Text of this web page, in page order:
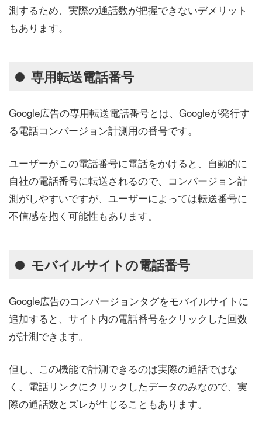
測するため、実際の通話数が把握できないデメリット
もあります。
専用転送電話番号
Google広告の専用転送電話番号とは、Googleが発行す
る電話コンバージョン計測用の番号です。
ユーザーがこの電話番号に電話をかけると、自動的に
自社の電話番号に転送されるので、コンバージョン計
測がしやすいですが、ユーザーによっては転送番号に
不信感を抱く可能性もあります。
モバイルサイトの電話番号
Google広告のコンバージョンタグをモバイルサイトに
追加すると、サイト内の電話番号をクリックした回数
が計測できます。
但し、この機能で計測できるのは実際の通話ではな
く、電話リンクにクリックしたデータのみなので、実
際の通話数とズレが生じることもあります。